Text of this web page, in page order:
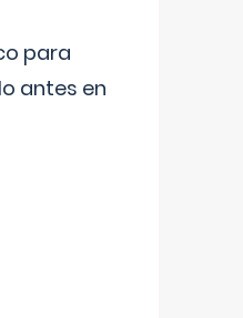
para
antes en